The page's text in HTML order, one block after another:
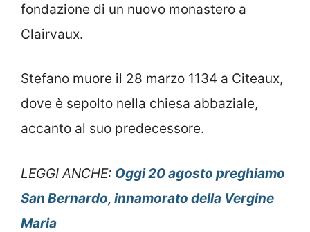
fondazione di un nuovo monastero a
Clairvaux.
Stefano muore il 28 marzo 1134 a Citeaux,
dove è sepolto nella chiesa abbaziale,
accanto al suo predecessore.
LEGGI ANCHE: Oggi 20 agosto preghiamo
San Bernardo, innamorato della Vergine
Maria